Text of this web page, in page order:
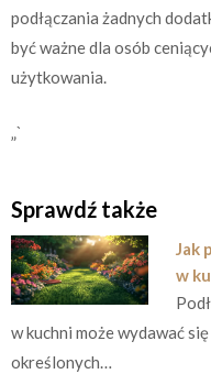
podłączania żadnych
być ważne dla osób
użytkowania.
„`
Sprawdź także
Jak
w
w kuchni może wydawać
określonych…